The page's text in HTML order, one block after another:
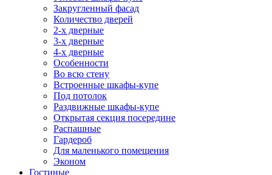
Закругленный фасад
Количество дверей
2-х дверные
3-х дверные
4-х дверные
Особенности
Во всю стену
Встроенные шкафы-купе
Под потолок
Раздвижные шкафы-купе
Открытая секция посередине
Распашные
Гардероб
Для маленького помещения
Эконом
Гостиные